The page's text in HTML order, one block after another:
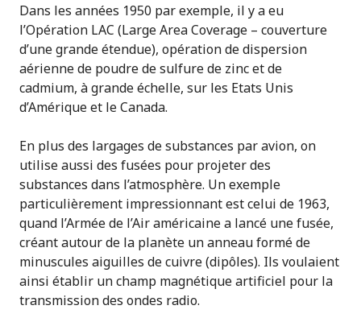
Dans les années 1950 par exemple, il y a eu
l’Opération LAC (Large Area Coverage – couverture
d’une grande étendue), opération de dispersion
aérienne de poudre de sulfure de zinc et de
cadmium, à grande échelle, sur les Etats Unis
d’Amérique et le Canada.
En plus des largages de substances par avion, on
utilise aussi des fusées pour projeter des
substances dans l’atmosphère. Un exemple
particulièrement impressionnant est celui de 1963,
quand l’Armée de l’Air américaine a lancé une fusée,
créant autour de la planète un anneau formé de
minuscules aiguilles de cuivre (dipôles). Ils voulaient
ainsi établir un champ magnétique artificiel pour la
transmission des ondes radio.